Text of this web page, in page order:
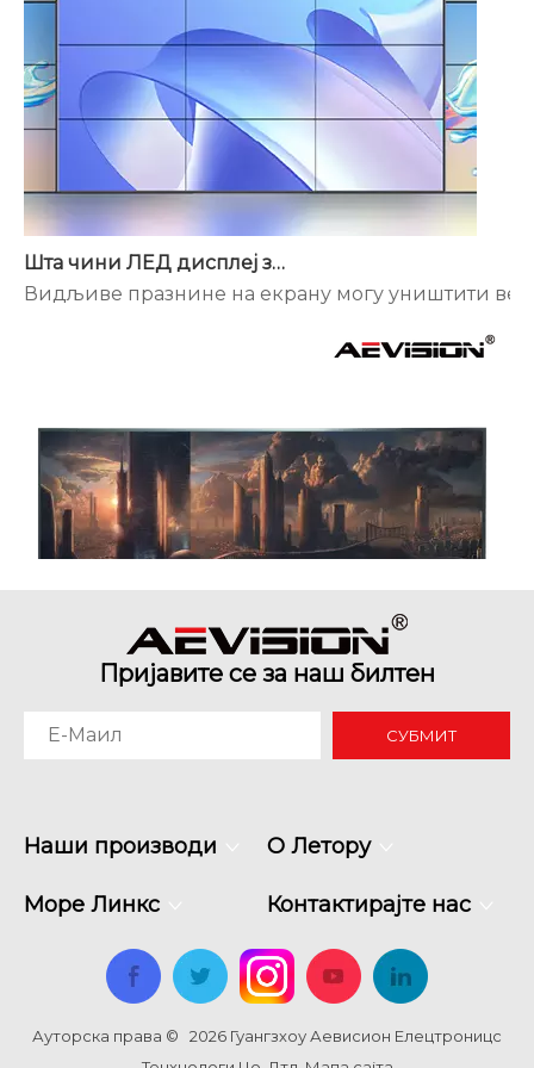
Видљиве празнине на екрану могу уништити
Командни центри немају времена за покварене
Пријавите се за наш билтен
СУБМИТ
Наши производи О Летору
Море Линкс Контактирајте нас
Ауторска права © 2026 Гуангзхоу Аевисион Елецтроницс